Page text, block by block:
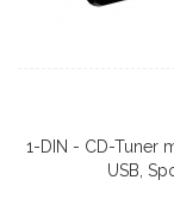
1-DIN - CD-Tuner
USB,